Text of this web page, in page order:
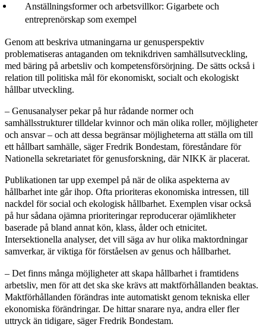
Anställningsformer och arbetsvillkor: Gigarbete och
entreprenörskap som exempel
Genom att beskriva utmaningarna ur genusper­spektiv
problematiseras antaganden om teknikdri­ven samhällsutveckling,
med bäring på arbetsliv och kompetensförsörjning. De sätts också i
relation till politiska mål för ekonomiskt, socialt och ekologiskt
hållbar utveckling.
– Genusanalyser pekar på hur rådande normer och
samhällsstrukturer tilldelar kvinnor och män olika roller, möjligheter
och ansvar – och att dessa begränsar möjligheterna att ställa om till
ett hållbart samhälle, säger Fredrik Bondestam, föreståndare för
Nationella sekretariatet för genusforskning, där NIKK är placerat.
Publikationen tar upp exempel på när de olika aspekterna av
hållbarhet inte går ihop. Ofta prioriteras ekonomiska intressen, till
nackdel för social och ekologisk hållbarhet. Exemplen visar också
på hur sådana ojämna prioriteringar reproducerar ojämlikheter
baserade på bland annat kön, klass, ålder och etnicitet.
Intersektionella analyser, det vill säga av hur olika maktordningar
samverkar, är viktiga för förståelsen av genus och hållbarhet.
– Det finns många möjligheter att skapa hållbarhet i framtidens
arbetsliv, men för att det ska ske krävs att maktförhållanden beaktas.
Maktförhål­landen förändras inte automatiskt genom tekniska eller
ekonomiska förändringar. De hittar snarare nya, andra eller fler
uttryck än tidigare, säger Fredrik Bondestam.